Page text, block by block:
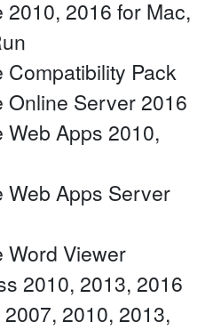
2010, 2016 for Mac,
Compatibility Pack
Online Server 2016
Apps 2010,
Web Apps Server
Word Viewer
2010, 2013, 2016
2010, 2013,